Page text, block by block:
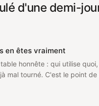
d'une demi-
en êtes vraiment
honnête : qui utilise
mal tourné. C'est le point